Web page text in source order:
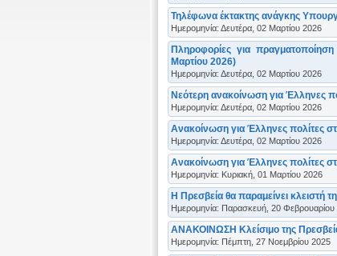
Τηλέφωνα έκτακτης ανάγκης
Ημερομηνία: Δευτέρα, 02 Μαρτίου 2026
Πληροφορίες για
Μαρτίου 2026)
Ημερομηνία: Δευτέρα, 02 Μαρτίου 2026
Νεότερη ανακοίνωση για Έλληνες
Ημερομηνία: Δευτέρα, 02 Μαρτίου 2026
Ανακοίνωση για Έλληνες πολίτες
Ημερομηνία: Δευτέρα, 02 Μαρτίου 2026
Ανακοίνωση για Έλληνες πολίτες
Ημερομηνία: Κυριακή, 01 Μαρτίου 2026
Η Πρεσβεία θα παραμείνει κλειστή
Ημερομηνία: Παρασκευή, 20 Φεβρουαρίου
ΑΝΑΚΟΙΝΩΣΗ Κλείσιμο της
Ημερομηνία: Πέμπτη, 27 Νοεμβρίου 2025